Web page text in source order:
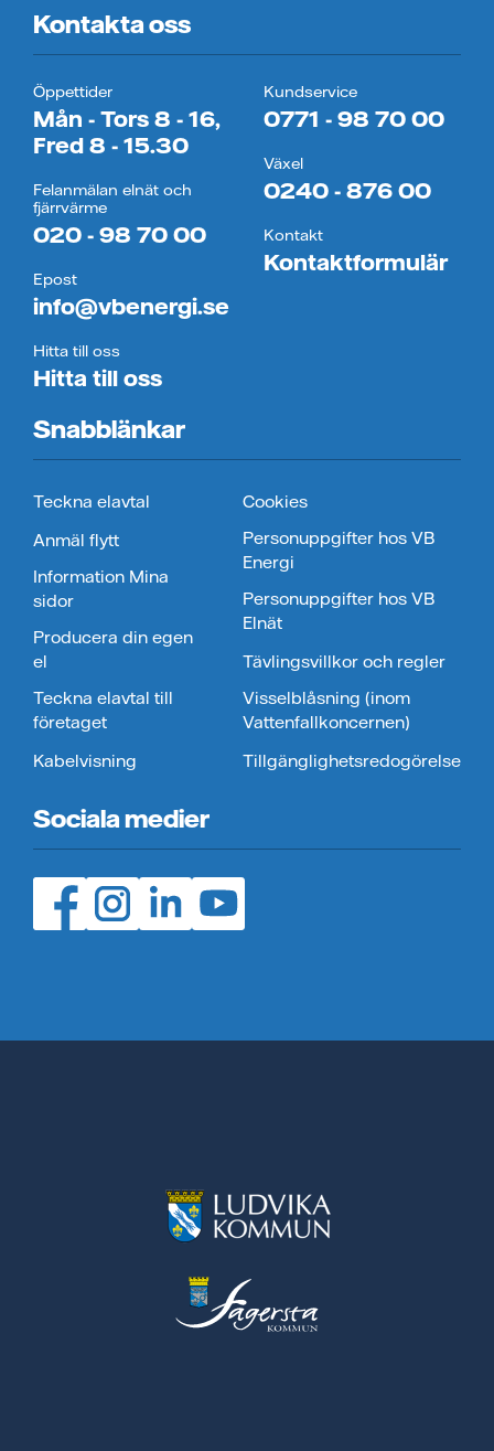
Kontakta oss
Öppettider
Mån - Tors 8 - 16,
Fred 8 - 15.30
Felanmälan elnät och
fjärrvärme
020 - 98 70 00
Epost
info@vbenergi.se
Hitta till oss
Hitta till oss
Kundservice
0771 - 98 70 00
Växel
0240 - 876 00
Kontakt
Kontaktformulär
Snabblänkar
Teckna elavtal
Anmäl flytt
Information Mina
sidor
Producera din egen
el
Teckna elavtal till
företaget
Kabelvisning
Cookies
Personuppgifter hos VB
Energi
Personuppgifter hos VB
Elnät
Tävlingsvillkor och regler
Visselblåsning (inom
Vattenfallkoncernen)
Tillgänglighetsredogörelse
Sociala medier
Facebook (öppnas i ny flik)
Instagram (öppnas i ny flik)
LinedIn (öppnas i ny flik)